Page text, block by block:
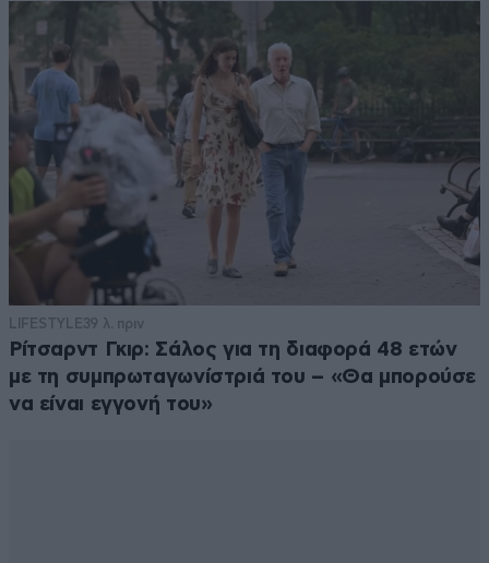
LIFESTYLE39 λ. πριν
Ρίτσαρντ Γκιρ: Σάλος για τη διαφορά 48 ετών
με τη συμπρωταγωνίστριά του – «Θα μπορούσε
να είναι εγγονή του»